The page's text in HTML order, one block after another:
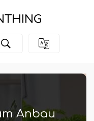
Gartenarbeit